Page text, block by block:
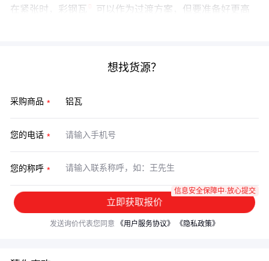
在紧张时， 彩钢瓦
可以作为过渡方案，但要准备好更高
想找货源？
采购商品
您的电话
您的称呼
立即获取报价
信息安全保障中·放心提交
发送询价代表您同意 《用户服务协议》 《隐私政策》